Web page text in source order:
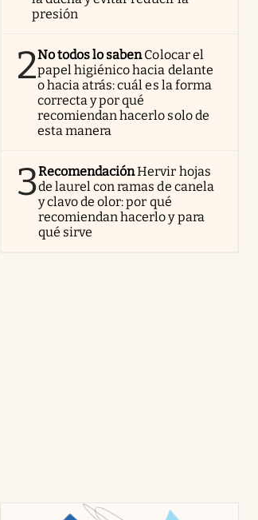
presión
2No todos lo sabenColocar el
papel higiénico hacia delante
o hacia atrás: cuál es la forma
correcta y por qué
recomiendan hacerlo solo de
esta manera
3RecomendaciónHervir hojas
de laurel con ramas de canela
y clavo de olor: por qué
recomiendan hacerlo y para
qué sirve